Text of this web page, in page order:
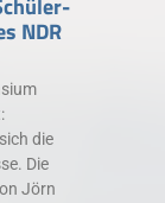
NDR
die
Die
Jörn